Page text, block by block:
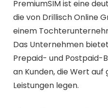
PremiumSIM ist eine
die von Drillisch Online
einem
Das Unternehmen
Prepaid- und Postpaid-
an Kunden, die Wert
Leistungen legen.